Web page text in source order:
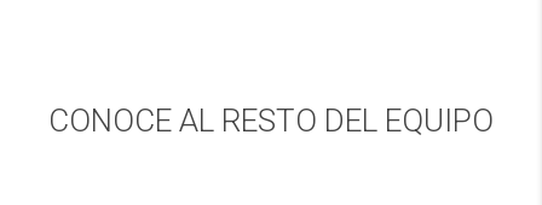
CONOCE AL RESTO DEL EQUIPO